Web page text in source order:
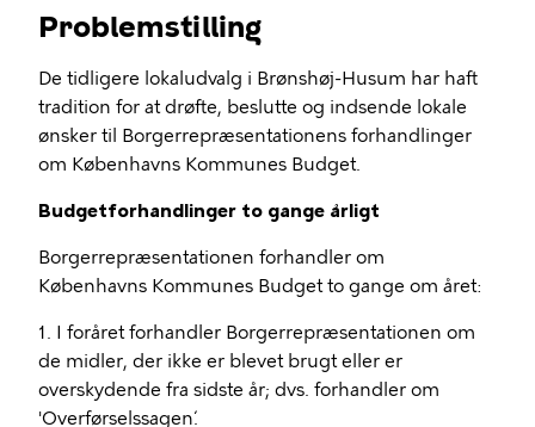
Problemstilling
De tidligere lokaludvalg i Brønshøj-Husum har haft
tradition for at drøfte, beslutte og indsende lokale
ønsker til Borgerrepræsentationens forhandlinger
om Københavns Kommunes Budget.
Budgetforhandlinger to gange årligt
Borgerrepræsentationen forhandler om
Københavns Kommunes Budget to gange om året:
1. I foråret forhandler Borgerrepræsentationen om
de midler, der ikke er blevet brugt eller er
overskydende fra sidste år; dvs. forhandler om
'Overførselssagen´.